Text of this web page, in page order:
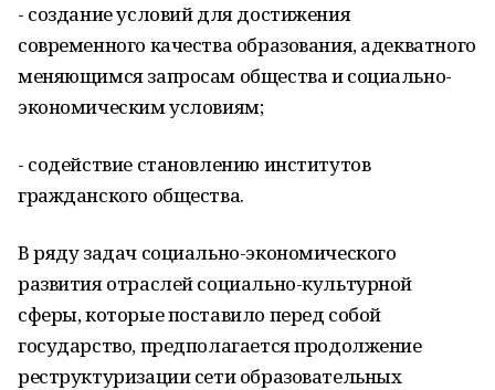
- создание условий для достижения
современного качества образования, адекватного
меняющимся запросам общества и социально-
экономическим условиям;
- содействие становлению институтов
гражданского общества.
В ряду задач социально-экономического
развития отраслей социально-культурной
сферы, которые поставило перед собой
государство, предполагается продолжение
реструктуризации сети образовательных